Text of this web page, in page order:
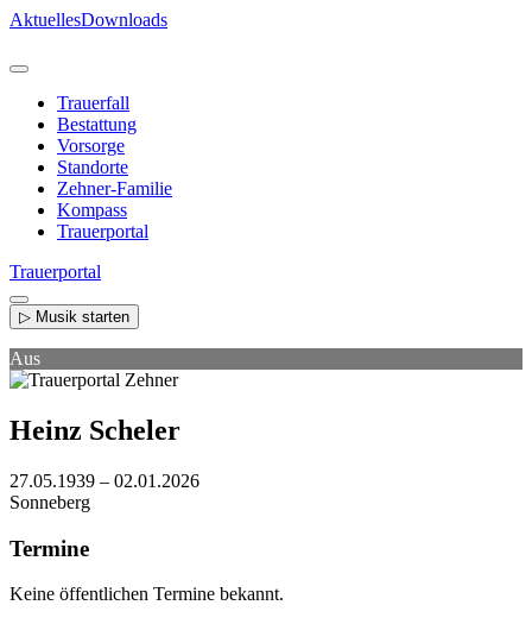
Direkt
Inhalt
AktuellesDownloads
Trauerfall
Bestattung
Vorsorge
Standorte
Zehner-Familie
Kompass
Trauerportal
Trauerportal
▷ Musik starten
Aus
Heinz Scheler
27.05.1939 – 02.01.2026
Sonneberg
Termine
Keine öffentlichen Termine bekannt.